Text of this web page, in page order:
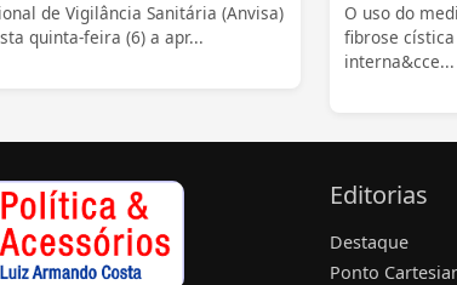
de Vigilância Sanitária (Anvisa)
quinta-feira (6) a apr...
O uso do
fibrose
interna&cce...
Editorias
Destaque
Ponto